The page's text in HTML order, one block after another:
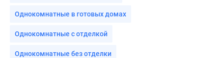
Однокомнатные в готовых домах
Однокомнатные с отделкой
Однокомнатные без отделки